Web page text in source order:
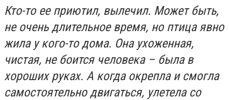
Кто-то ее приютил, вылечил. Может быть,
не очень длительное время, но птица явно
жила у кого-то дома. Она ухоженная,
чистая, не боится человека – была в
хороших руках. А когда окрепла и смогла
самостоятельно двигаться, улетела со